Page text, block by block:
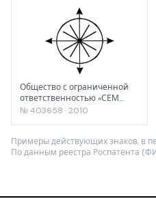
Общество с ограниченной
ответственностью «СЕМ
ТЕСТ ИНСТРУМЕНТ»
№ 403658 · 2010
Примеры действующих знаков, в
По данным реестра Роспатента